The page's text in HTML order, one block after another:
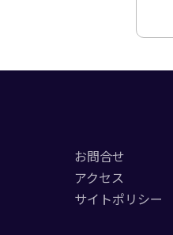
お問合せ
アクセス
サイトポリシー